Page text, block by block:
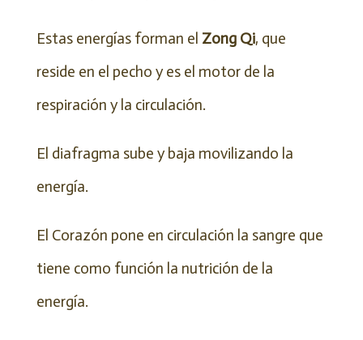
Estas energías forman el Zong Qi, que
reside en el pecho y es el motor de la
respiración y la circulación.
El diafragma sube y baja movilizando la
energía.
El Corazón pone en circulación la sangre que
tiene como función la nutrición de la
energía.